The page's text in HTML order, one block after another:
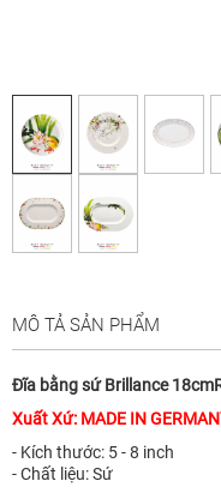
MÔ TẢ SẢN PHẨM
Đĩa bằng sứ Brillance
Xuất Xứ: MADE IN
- Kích thước: 5 - 8 inch
- Chất liệu: Sứ